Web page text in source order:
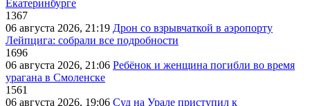
Екатеринбурге
1367
06 августа 2026, 21:19 Дрон со взрывчаткой в аэропорту
Лейпцига: собрали все подробности
1696
06 августа 2026, 21:06 Ребёнок и женщина погибли во время
урагана в Смоленске
1561
06 августа 2026, 19:06 Суд на Урале приступил к